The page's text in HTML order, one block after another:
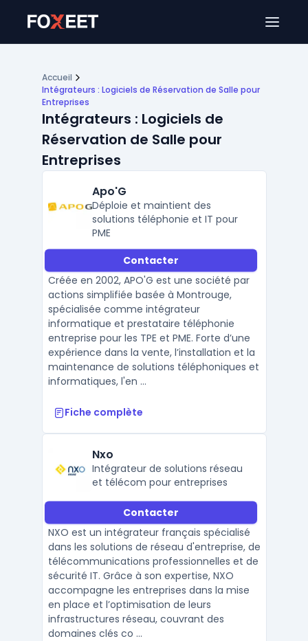
Accueil
Intégrateurs : Logiciels de Réservation de Salle pour
Entreprises
Intégrateurs : Logiciels de
Réservation de Salle pour
Entreprises
Apo'G
Déploie et maintient des
solutions téléphonie et IT pour
PME
Contacter
Créée en 2002, APO'G est une société par
actions simplifiée basée à Montrouge,
spécialisée comme intégrateur
informatique et prestataire téléphonie
entreprise pour les TPE et PME. Forte d’une
expérience dans la vente, l’installation et la
maintenance de solutions téléphoniques et
informatiques, l'en ...
Fiche complète
Nxo
Intégrateur de solutions réseau
et télécom pour entreprises
Contacter
NXO est un intégrateur français spécialisé
dans les solutions de réseau d'entreprise, de
télécommunications professionnelles et de
sécurité IT. Grâce à son expertise, NXO
accompagne les entreprises dans la mise
en place et l’optimisation de leurs
infrastructures réseau, couvrant des
domaines clés co ...